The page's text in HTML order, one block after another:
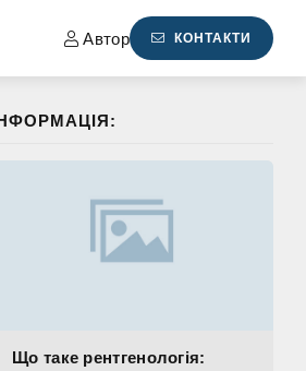
Автор КОНТАКТИ
Що таке рентгенологія: